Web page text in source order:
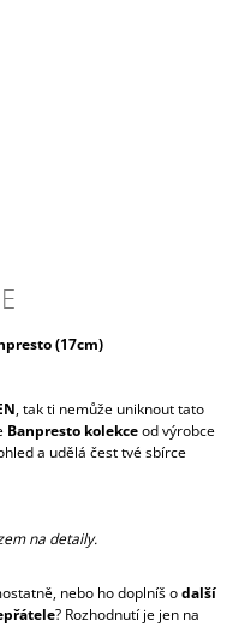
(17cm)
, tak ti nemůže uniknout tato
Banpresto kolekceod výrobce
a udělá čest tvé sbírce
na detaily.
nebo ho doplníš odalší
? Rozhodnutí je jen na